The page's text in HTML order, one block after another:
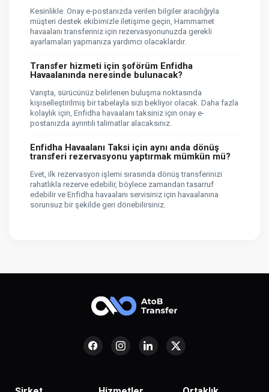
Kesinlikle. Onay e-postanızda verilen bilgiler aracılığıyla
müşteri destek ekibimizle iletişime geçin, Hammamet
havaalanı transferiniz için rezervasyonunuzda gerekli
ayarlamaları yapmanıza yardımcı olacaklardır.
Transfer hizmeti için şoförüm Enfidha
Havaalanında neresinde bulunacak?
Varışta, sürücünüz belirlenen buluşma noktasında
kişiselleştirilmiş bir tabelayla sizi bekliyor olacak. Daha fazla
kolaylık için, Enfidha havaalanı taksiniz için onay e-
postanızda ayrıntılı talimatlar alacaksınız.
Enfidha Havaalanı Taksi için aynı anda dönüş
transferi rezervasyonu yaptırmak mümkün mü?
Evet, ilk rezervasyon işlemi sırasında dönüş transferinizi
rahatlıkla rezerve edebilir, böylece zamandan tasarruf
edebilir ve Enfidha havaalanı servisiniz için havaalanına
sorunsuz bir şekilde geri dönebilirsiniz.